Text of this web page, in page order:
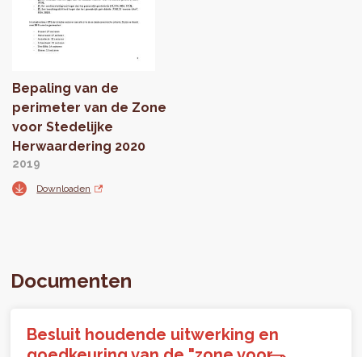
Bepaling van de
perimeter van de Zone
voor Stedelijke
Herwaardering 2020
2019
Downloaden
Documenten
Besluit houdende uitwerking en